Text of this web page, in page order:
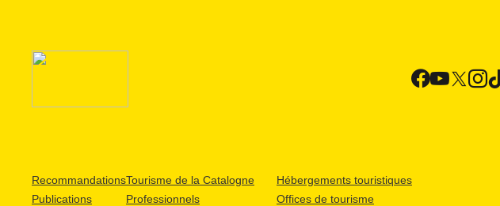
Recommandations
Publications
Tourisme de la Catalogne
Professionnels
Hébergements touristiques
Offices de tourisme